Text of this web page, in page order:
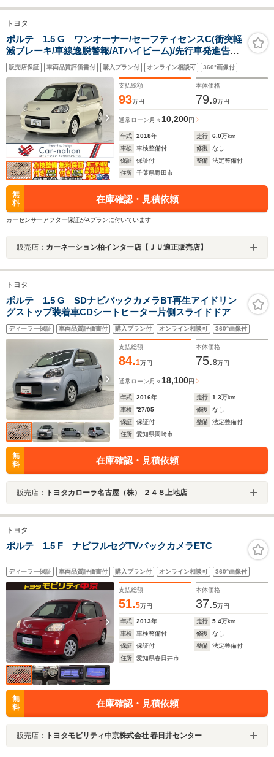
トヨタ
ポルテ 1.5 G ワンオーナー/セーフティセンスC(衝突軽
減ブレーキ/車線逸脱警報/ATハイビーム)/先行車発進告知/
パワースライドドア/Fフォグランプ/nanoe付きAAC/快適
温熱シート/純正ナビ/フルセグ/DVD/Bluetooth/バックカ
販売店保証 車両品質評価書付 購入プラン付 オンライン相談可 360°画像付
支払総額
93万円
本体価格
79.9万円
通常ローン 月々10,200円
年式 2018年 走行 6.0万km
車検
車検整備付 修復
なし
保証
保証付 整備
法定整備付
住所
千葉県野田市
無
料
在庫確認・見積依頼
カーセンサーアフター保証がAプランに付いています
販売店： カーネーション柏インター店【ＪＵ適正販売店】
トヨタ
ポルテ 1.5 G SDナビバックカメラBT再生アイドリン
グストップ装着車CDシートヒーター片側スライドドア
ディーラー保証 車両品質評価書付 購入プラン付 オンライン相談可 360°画像付
支払総額
84.1万円
本体価格
75.8万円
通常ローン 月々18,100円
年式 2016年 走行 1.3万km
車検
'27/05 修復
なし
保証
保証付 整備
法定整備付
住所
愛知県岡崎市
無
料
在庫確認・見積依頼
販売店： トヨタカローラ名古屋（株） ２４８上地店
トヨタ
ポルテ 1.5 F ナビフルセグTVバックカメラETC
ディーラー保証 車両品質評価書付 購入プラン付 オンライン相談可 360°画像付
支払総額
51.5万円
本体価格
37.5万円
年式 2013年 走行 5.4万km
車検
車検整備付 修復
なし
保証
保証付 整備
法定整備付
住所
愛知県春日井市
無
料
在庫確認・見積依頼
販売店： トヨタモビリティ中京株式会社 春日井センター